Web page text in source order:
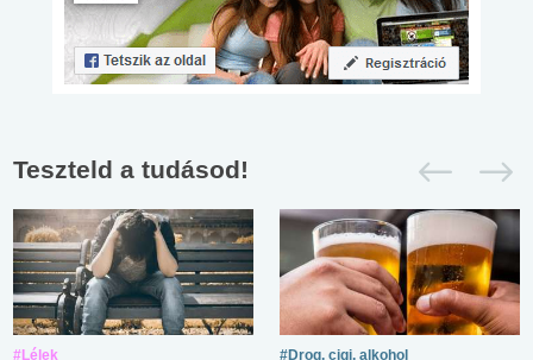
Teszteld a tudásod!
#Lélek #Drog, cigi, alkohol